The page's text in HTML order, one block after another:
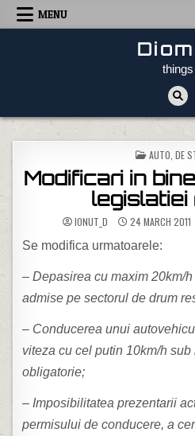
Skip to content
MENU
things
POSTED IN
AUTO DE
Modificari in
IONUT_D 24 MARCH 2011
Se modifica urmatoarele:
– Depasirea cu maxim 20km/
admise pe sectorul de drum
– Conducerea unui
viteza cu cel putin 10km/h
obligatorie;
– Imposibilitatea prezentarii
permisului de conducere, a